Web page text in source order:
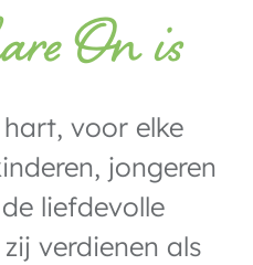
On is
voor elke
jongeren
liefdevolle
verdienen als